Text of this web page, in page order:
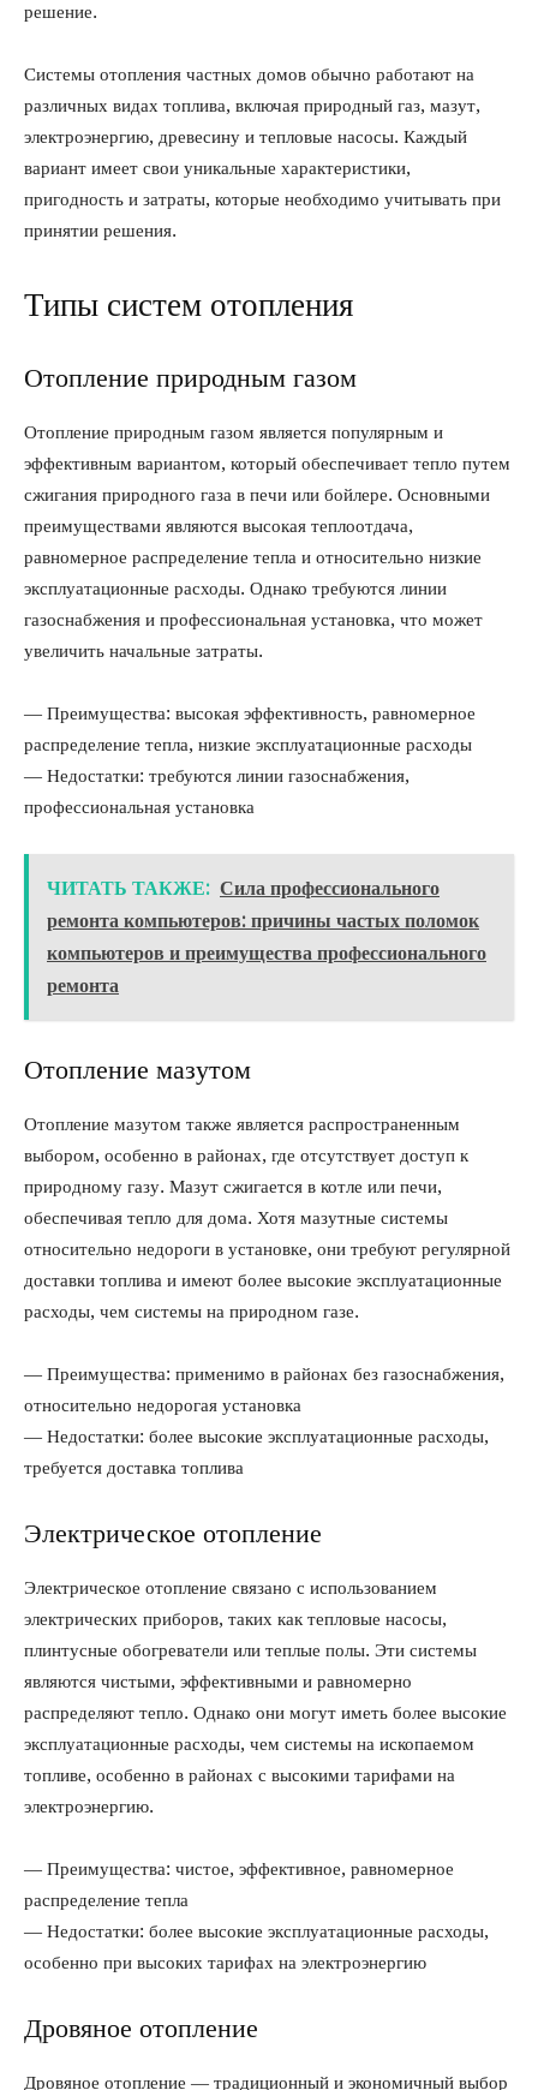
решение.
Системы отопления частных домов обычно работают на
различных видах топлива, включая природный газ, мазут,
электроэнергию, древесину и тепловые насосы. Каждый
вариант имеет свои уникальные характеристики,
пригодность и затраты, которые необходимо учитывать при
принятии решения.
Типы систем отопления
Отопление природным газом
Отопление природным газом является популярным и
эффективным вариантом, который обеспечивает тепло путем
сжигания природного газа в печи или бойлере. Основными
преимуществами являются высокая теплоотдача,
равномерное распределение тепла и относительно низкие
эксплуатационные расходы. Однако требуются линии
газоснабжения и профессиональная установка, что может
увеличить начальные затраты.
— Преимущества: высокая эффективность, равномерное
распределение тепла, низкие эксплуатационные расходы
— Недостатки: требуются линии газоснабжения,
профессиональная установка
ЧИТАТЬ ТАКЖЕ: Сила профессионального
ремонта компьютеров: причины частых поломок
компьютеров и преимущества профессионального
ремонта
Отопление мазутом
Отопление мазутом также является распространенным
выбором, особенно в районах, где отсутствует доступ к
природному газу. Мазут сжигается в котле или печи,
обеспечивая тепло для дома. Хотя мазутные системы
относительно недороги в установке, они требуют регулярной
доставки топлива и имеют более высокие эксплуатационные
расходы, чем системы на природном газе.
— Преимущества: применимо в районах без газоснабжения,
относительно недорогая установка
— Недостатки: более высокие эксплуатационные расходы,
требуется доставка топлива
Электрическое отопление
Электрическое отопление связано с использованием
электрических приборов, таких как тепловые насосы,
плинтусные обогреватели или теплые полы. Эти системы
являются чистыми, эффективными и равномерно
распределяют тепло. Однако они могут иметь более высокие
эксплуатационные расходы, чем системы на ископаемом
топливе, особенно в районах с высокими тарифами на
электроэнергию.
— Преимущества: чистое, эффективное, равномерное
распределение тепла
— Недостатки: более высокие эксплуатационные расходы,
особенно при высоких тарифах на электроэнергию
Дровяное отопление
Дровяное отопление — традиционный и экономичный выбор